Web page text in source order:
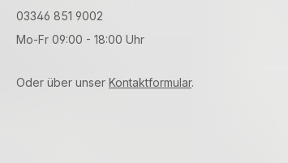
03346 851 9002
Mo-Fr 09:00 - 18:00 Uhr
Oder über unser Kontaktformular.